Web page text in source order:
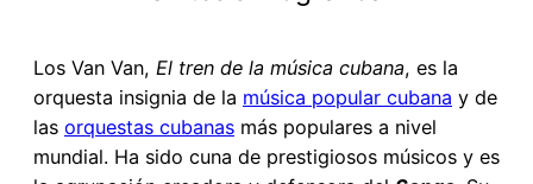
Los Van Van, El tren de la música cubana, es la
orquesta insignia de la música popular cubana y de
las orquestas cubanas más populares a nivel
mundial. Ha sido cuna de prestigiosos músicos y es